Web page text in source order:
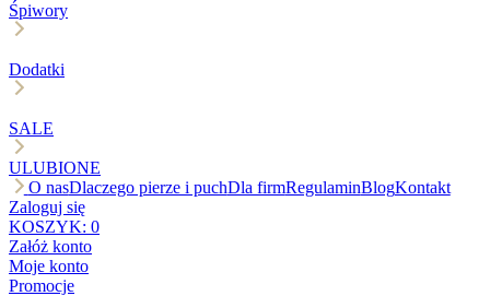
Śpiwory
Dodatki
SALE
ULUBIONE
O nasDlaczego pierze i puchDla firmRegulaminBlogKontakt
Zaloguj się
KOSZYK: 0
Załóż konto
Moje konto
Promocje